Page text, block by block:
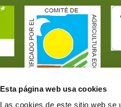
Esta página web usa cookies
Las cookies de este sitio web se